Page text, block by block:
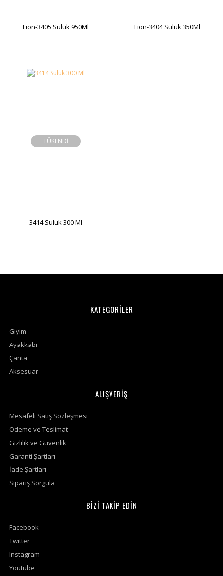
Lion-3405 Suluk 950Ml Lion-3404 Suluk 350Ml
TÜKENDİ
3414 Suluk 300 Ml
KATEGORİLER
Giyim
Ayakkabı
Çanta
Aksesuar
ALIŞVERİŞ
Mesafeli Satış Sözleşmesi
Ödeme ve Teslimat
Gizlilik ve Güvenlik
Garanti Şartları
İade Şartları
Sipariş Sorgula
BİZİ TAKİP EDİN
Facebook
Twitter
Instagram
Youtube